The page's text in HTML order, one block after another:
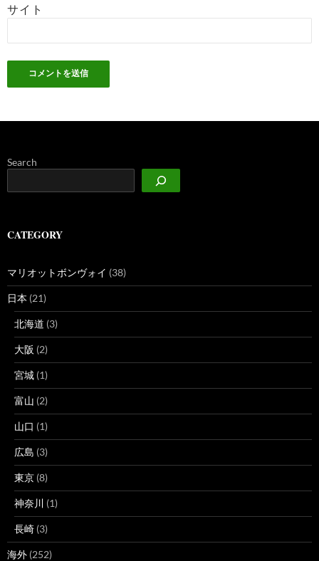
サイト
Search
CATEGORY
マリオットボンヴォイ (38)
日本 (21)
北海道 (3)
大阪 (2)
宮城 (1)
富山 (2)
山口 (1)
広島 (3)
東京 (8)
神奈川 (1)
長崎 (3)
海外 (252)